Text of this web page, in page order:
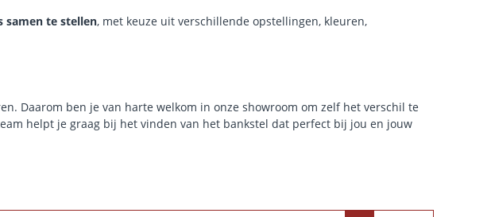
samen te stellen, met keuze uit verschillende opstellingen, kleuren,
Daarom ben je van harte welkom in onze showroom om zelf het verschil te
helpt je graag bij het vinden van het bankstel dat perfect bij jou en jouw